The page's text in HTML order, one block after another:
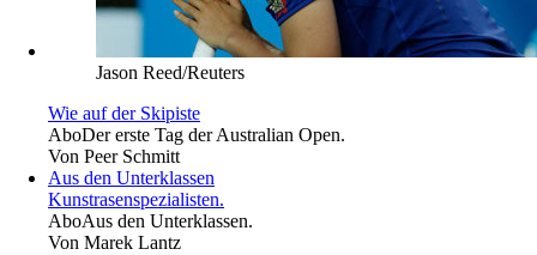
Jason Reed/Reuters
Wie auf der Skipiste
AboDer erste Tag der Australian Open.
Von Peer Schmitt
Aus den Unterklassen
Kunstrasenspezialisten.
AboAus den Unterklassen.
Von Marek Lantz